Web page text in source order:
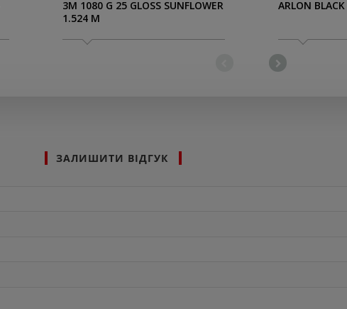
3M 1080 G 25 GLOSS SUNFLOWER
1.524 M
ARLON
ЗАЛИШИТИ ВІДГУК